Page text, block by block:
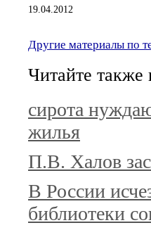
19.04.2012
Другие материалы по
Читайте также
сирота
жилья
П.В. Халов
В России
библиотеки